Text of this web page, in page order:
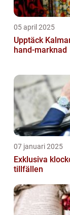
05 april 2025
Upptäck
hand-marknad
07 januari 2025
Exklusiva
tillfällen